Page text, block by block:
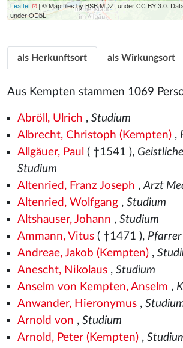
Leaflet
| © Map tiles by BSB MDZ, under CC BY 3.0.
under ODbL
als Herkunftsort als Wirkungsort
Aus Kempten stammen 1069
Abröll, Ulrich , Studium
Albrecht, Christoph (Kempten),
Allgäuer, Paul ( †1541 ),
Studium
Altenried, Franz Joseph ,Arzt
Altenried, Wolfgang, Studium
Altshauser, Johann , Studium
Ammann, Vitus( †1471 ), Pfarrer
Andreae, Jakob (Kempten),
Anescht, Nikolaus, Studium
Anselm von Kempten, Anselm ,
Anwander, Hieronymus,
Arnold von , Studium
Arnold, Peter (Kempten),